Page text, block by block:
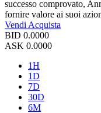
successo comprovato,
fornire valore ai suoi
Vendi Acquista
BID 0.0000
ASK 0.0000
1H
1D
7D
30D
6M